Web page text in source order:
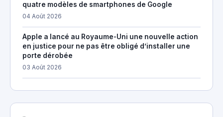
quatre modèles de smartphones de Google
04 Août 2026
Apple a lancé au Royaume-Uni une nouvelle action
en justice pour ne pas être obligé d’installer une
porte dérobée
03 Août 2026